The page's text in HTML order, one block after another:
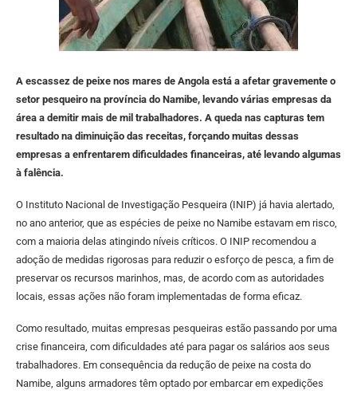
A escassez de peixe nos mares de Angola está a afetar gravemente o
setor pesqueiro na província do Namibe, levando várias empresas da
área a demitir mais de mil trabalhadores. A queda nas capturas tem
resultado na diminuição das receitas, forçando muitas dessas
empresas a enfrentarem dificuldades financeiras, até levando algumas
à falência.
O Instituto Nacional de Investigação Pesqueira (INIP) já havia alertado,
no ano anterior, que as espécies de peixe no Namibe estavam em risco,
com a maioria delas atingindo níveis críticos. O INIP recomendou a
adoção de medidas rigorosas para reduzir o esforço de pesca, a fim de
preservar os recursos marinhos, mas, de acordo com as autoridades
locais, essas ações não foram implementadas de forma eficaz.
Como resultado, muitas empresas pesqueiras estão passando por uma
crise financeira, com dificuldades até para pagar os salários aos seus
trabalhadores. Em consequência da redução de peixe na costa do
Namibe, alguns armadores têm optado por embarcar em expedições